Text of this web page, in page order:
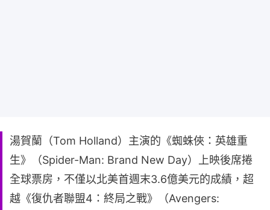
湯賀蘭（Tom Holland）主演的《蜘蛛俠：英雄重
生》（Spider-Man: Brand New Day）上映後席捲
全球票房，不僅以北美首週末3.6億美元的成績，超
越《復仇者聯盟4：終局之戰》（Avengers: